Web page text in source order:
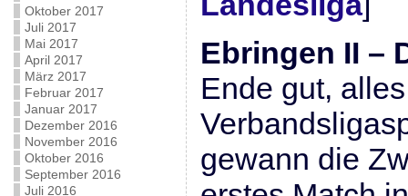
Oktober 2017
Juli 2017
Mai 2017
April 2017
März 2017
Februar 2017
Januar 2017
Dezember 2016
November 2016
Oktober 2016
September 2016
Juli 2016
Ebringen II –
Ende gut,
gewann die